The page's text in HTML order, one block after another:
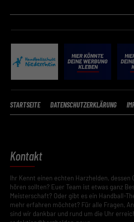
STARTSEITE DATENSCHUTZERKLÄRUNG
Kontakt
Ihr Kennt einen echten Harzhelden, dessen
hören sollten? Euer Team ist etwas ganz
Meisterschaft? Oder gibt es ein Handball-
mehr erfahren möchtet? Für alle Fragen,
sind wir dankbar und rund um die Uhr
verarbeitet werden (z. B. IP-Adressen).
Verwendung deiner Daten findest du in
unserer
Datenschutzerklärung.
Mit dem Klick auf „Verstanden“ erklärst
ohne Zustimmung zur Cookie-
nutzen kannst.
können Ihre Einwilligung zu ganzen
weitere Informationen anzeigen lassen
Cookies auswählen.
Speichern
Zurück